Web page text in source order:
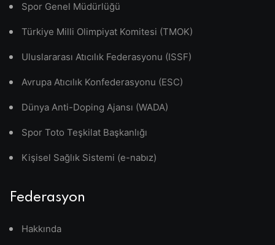
Spor Genel Müdürlüğü
Türkiye Milli Olimpiyat Komitesi (TMOK)
Uluslararası Atıcılık Federasyonu (ISSF)
Avrupa Atıcılık Konfederasyonu (ESC)
Dünya Anti-Doping Ajansı (WADA)
Spor Toto Teşkilat Başkanlığı
Kişisel Sağlık Sistemi (e-nabız)
Federasyon
Hakkında